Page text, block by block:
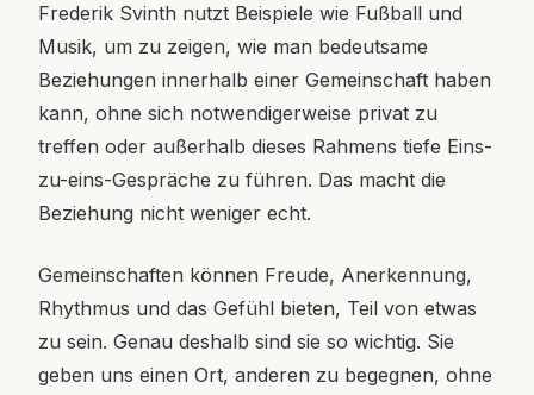
Frederik Svinth nutzt Beispiele wie Fußball und
Musik, um zu zeigen, wie man bedeutsame
Beziehungen innerhalb einer Gemeinschaft haben
kann, ohne sich notwendigerweise privat zu
treffen oder außerhalb dieses Rahmens tiefe Eins-
zu-eins-Gespräche zu führen. Das macht die
Beziehung nicht weniger echt.
Gemeinschaften können Freude, Anerkennung,
Rhythmus und das Gefühl bieten, Teil von etwas
zu sein. Genau deshalb sind sie so wichtig. Sie
geben uns einen Ort, anderen zu begegnen, ohne